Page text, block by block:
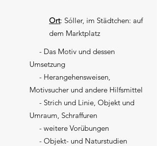
Ort: Sóller, im Städtchen: auf
dem Marktplatz
- Das Motiv und dessen
Umsetzung
- Herangehensweisen,
Motivsucher und andere Hilfsmittel
- Strich und Linie, Objekt und
Umraum, Schraffuren
- weitere Vorübungen
- Objekt- und Naturstudien